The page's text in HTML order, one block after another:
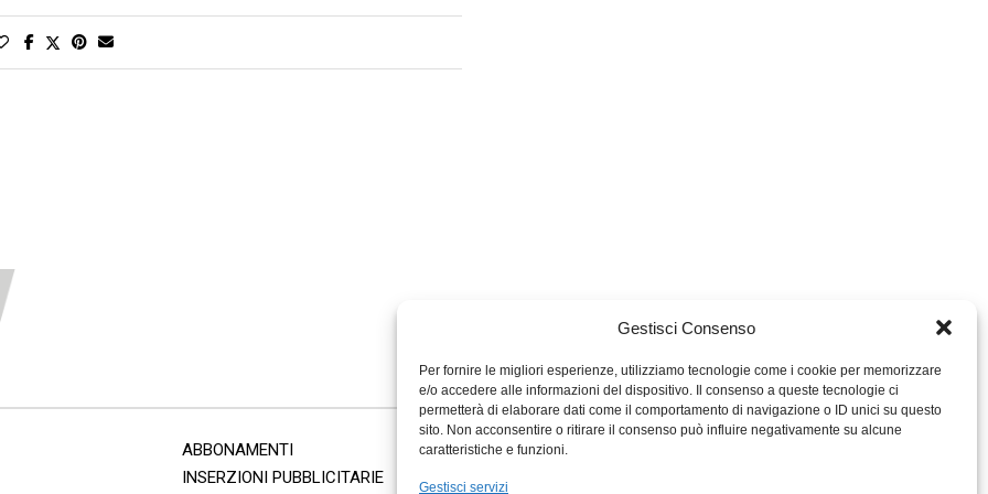
Gestisci Consenso
Per fornire le migliori esperienze, utilizziamo tecnologie come i cookie per memorizzare
e/o accedere alle informazioni del dispositivo. Il consenso a queste tecnologie ci
permetterà di elaborare dati come il comportamento di navigazione o ID unici su questo
sito. Non acconsentire o ritirare il consenso può influire negativamente su alcune
caratteristiche e funzioni.
Gestisci servizi
ABBONAMENTI
INSERZIONI PUBBLICITARIE
MIGROS TICINO